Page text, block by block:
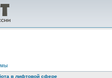
в лифтовой сфере